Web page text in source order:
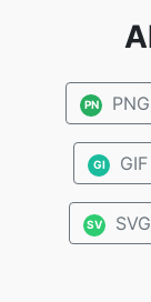
PN PNG
GI GIF
SV SVG